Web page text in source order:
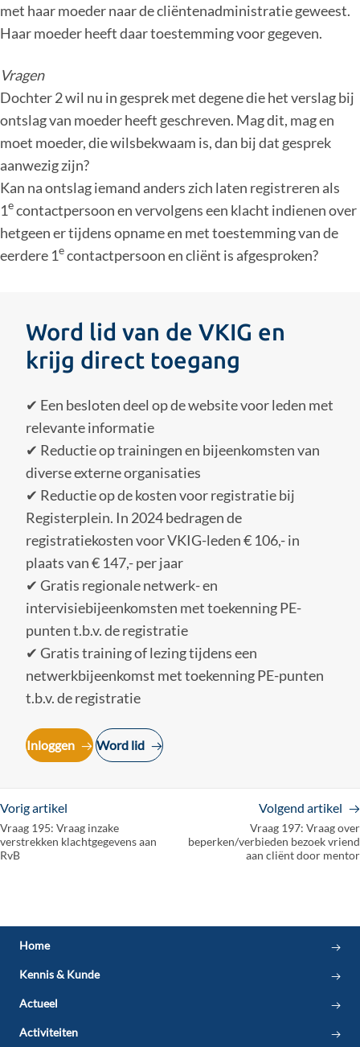
met haar moeder naar de cliëntenadministratie geweest.
Haar moeder heeft daar toestemming voor gegeven.
Vragen
Dochter 2 wil nu in gesprek met degene die het verslag bij
ontslag van moeder heeft geschreven. Mag dit, mag en
moet moeder, die wilsbekwaam is, dan bij dat gesprek
aanwezig zijn?
Kan na ontslag iemand anders zich laten registreren als
1econtactpersoon en vervolgens een klacht indienen over
hetgeen er tijdens opname en met toestemming van de
eerdere 1econtactpersoon en cliënt is afgesproken?
Word lid van de VKIG en
krijg direct toegang
✔ Een besloten deel op de website voor leden met
relevante informatie
✔ Reductie op trainingen en bijeenkomsten van
diverse externe organisaties
✔ Reductie op de kosten voor registratie bij
Registerplein. In 2024 bedragen de
registratiekosten voor VKIG-leden € 106,- in
plaats van € 147,- per jaar
✔ Gratis regionale netwerk- en
intervisiebijeenkomsten met toekenning PE-
punten t.b.v. de registratie
✔ Gratis training of lezing tijdens een
netwerkbijeenkomst met toekenning PE-punten
t.b.v. de registratie
Inloggen Word lid
Vorig artikel
Vraag 195: Vraag inzake
verstrekken klachtgegevens aan
RvB
Volgend artikel
Vraag 197: Vraag over
beperken/verbieden bezoek vriend
aan cliënt door mentor
Registratie
Juridische Vraagbaak
Scholing VKiG
Home
Kennis & Kunde
Actueel
Activiteiten